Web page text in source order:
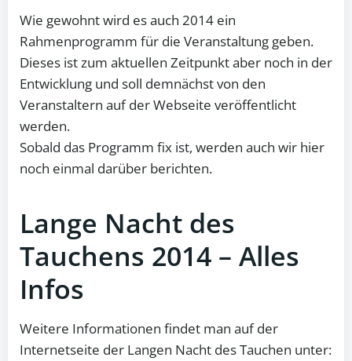
Wie gewohnt wird es auch 2014 ein
Rahmenprogramm für die Veranstaltung geben.
Dieses ist zum aktuellen Zeitpunkt aber noch in der
Entwicklung und soll demnächst von den
Veranstaltern auf der Webseite veröffentlicht
werden.
Sobald das Programm fix ist, werden auch wir hier
noch einmal darüber berichten.
Lange Nacht des
Tauchens 2014 – Alles
Infos
Weitere Informationen findet man auf der
Internetseite der Langen Nacht des Tauchen unter: